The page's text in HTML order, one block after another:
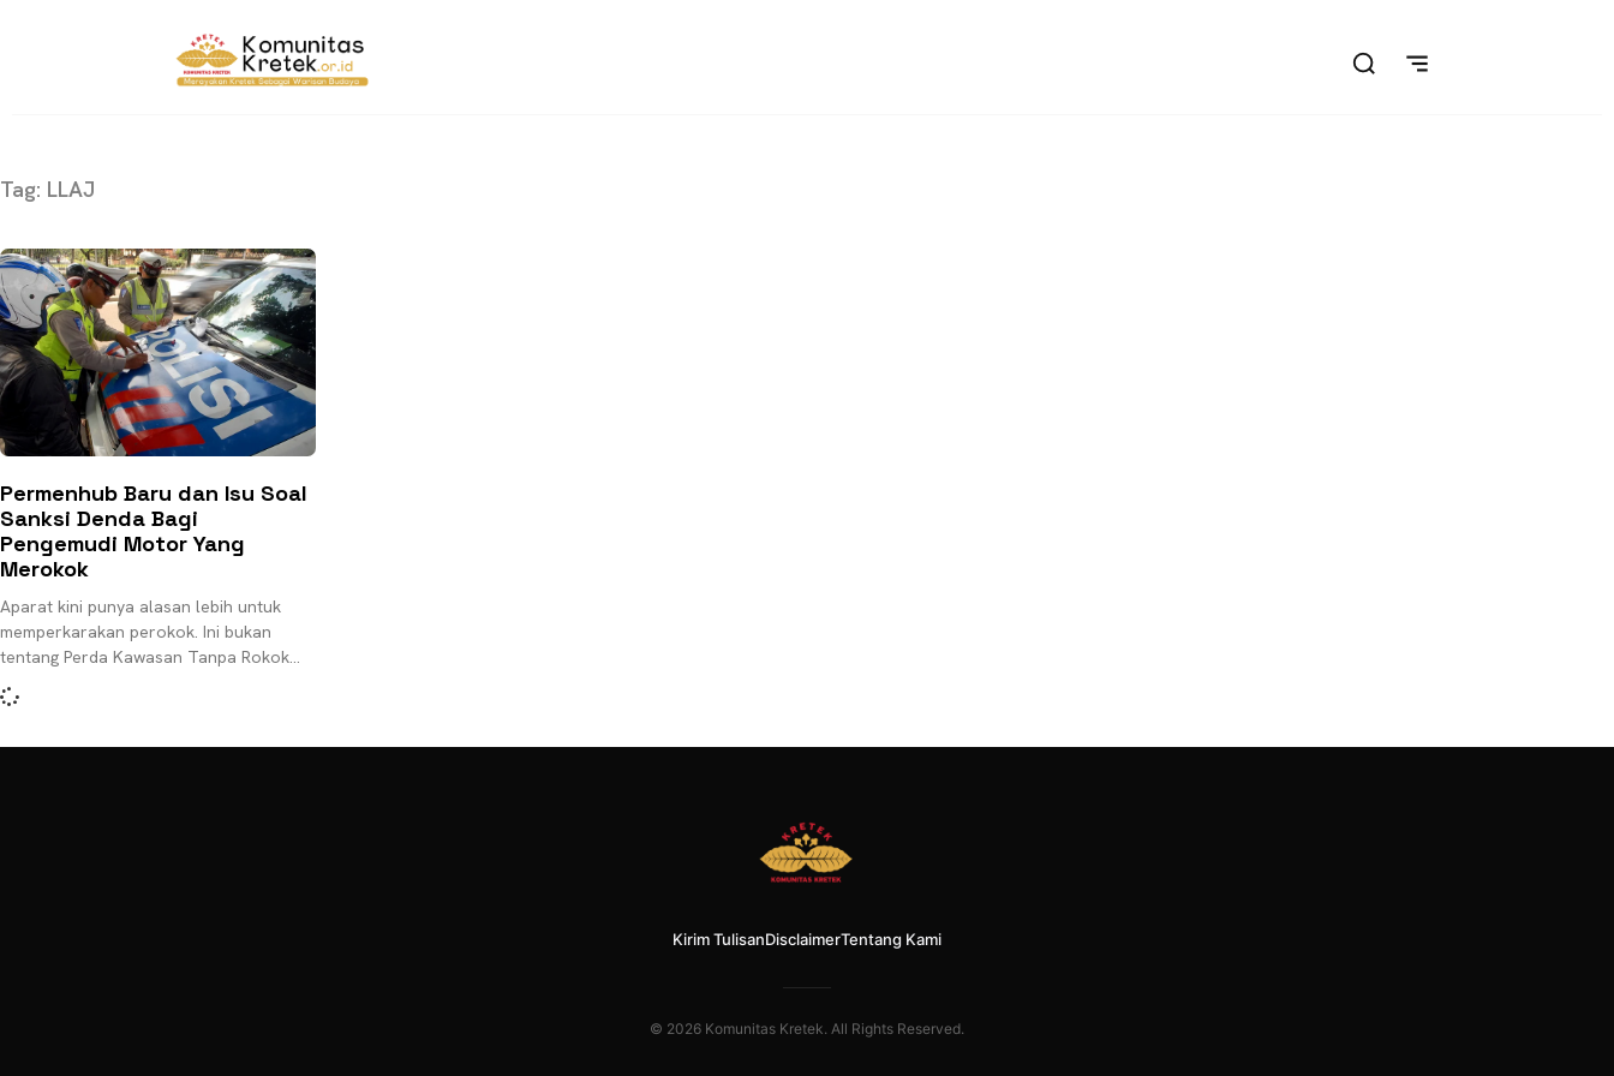
Tag: LLAJ
Permenhub Baru dan Isu Soal
Sanksi Denda Bagi
Pengemudi Motor Yang
Merokok
Aparat kini punya alasan lebih untuk
memperkarakan perokok. Ini bukan
tentang Perda Kawasan Tanpa Rokok
(KTR), juga bukan tentang seorang ayah
gila yang tega mencolok
Kirim TulisanDisclaimerTentang Kami
© 2026 Komunitas Kretek. All Rights Reserved.